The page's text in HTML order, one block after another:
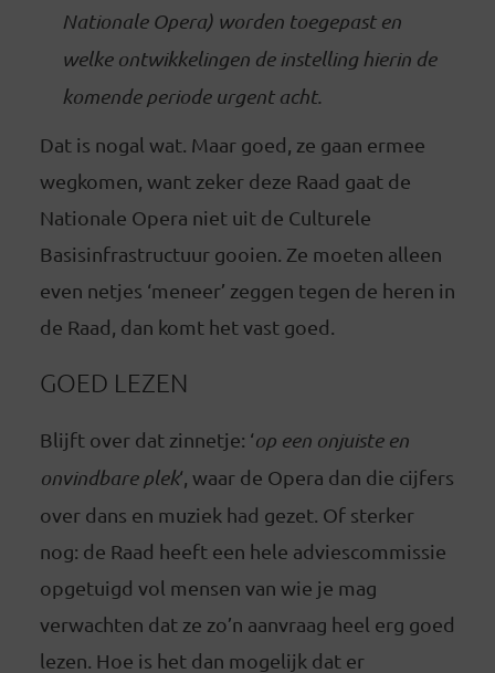
Nationale Opera) worden toegepast en
welke ontwikkelingen de instelling hierin de
komende periode urgent acht.
Dat is nogal wat. Maar goed, ze gaan ermee
wegkomen, want zeker deze Raad gaat de
Nationale Opera niet uit de Culturele
Basisinfrastructuur gooien. Ze moeten alleen
even netjes ‘meneer’ zeggen tegen de heren in
de Raad, dan komt het vast goed.
GOED LEZEN
Blijft over dat zinnetje: ‘op een onjuiste en
onvindbare plek‘, waar de Opera dan die cijfers
over dans en muziek had gezet. Of sterker
nog: de Raad heeft een hele adviescommissie
opgetuigd vol mensen van wie je mag
verwachten dat ze zo’n aanvraag heel erg goed
lezen. Hoe is het dan mogelijk dat er